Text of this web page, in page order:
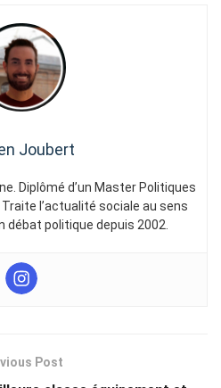
Joubert
Diplômé d’un Master Politiques
l’actualité sociale au sens
débat politique depuis 2002.
Post